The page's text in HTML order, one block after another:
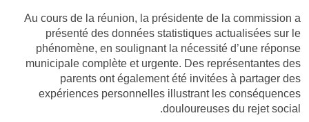
Au cours de la réunion, la présidente de la commission a
présenté des données statistiques actualisées sur le
phénomène, en soulignant la nécessité d’une réponse
municipale complète et urgente. Des représentantes des
parents ont également été invitées à partager des
expériences personnelles illustrant les conséquences
douloureuses du rejet social.